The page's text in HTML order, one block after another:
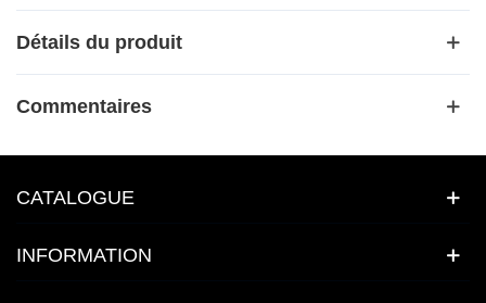
Détails du produit
Commentaires
CATALOGUE
INFORMATION